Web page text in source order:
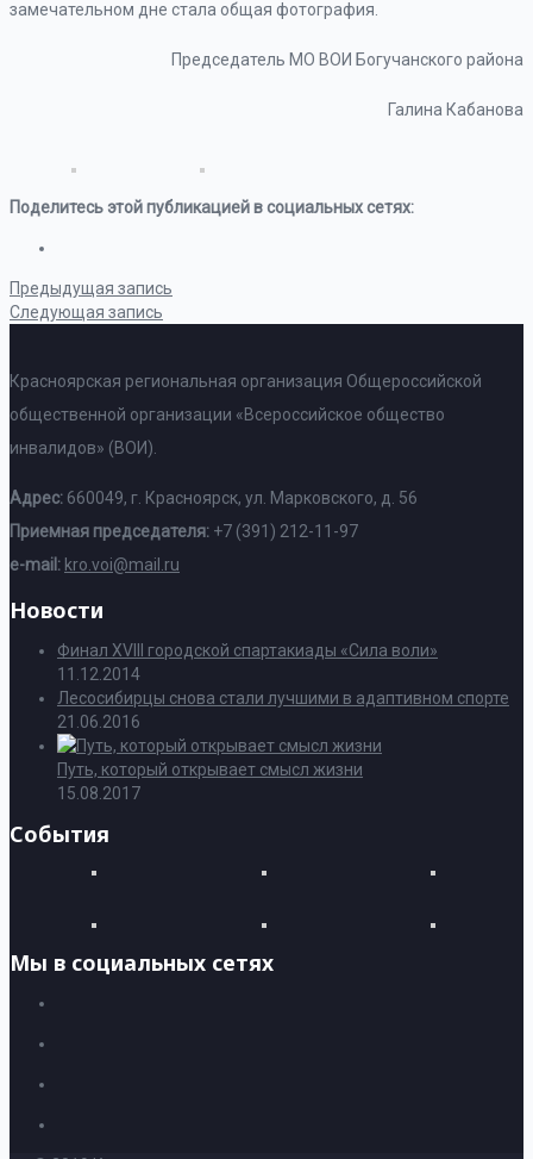
замечательном дне стала общая фотография.
Председатель МО ВОИ Богучанского района
Галина Кабанова
Поделитесь этой публикацией в социальных сетях:
Предыдущая запись
Следующая запись
Красноярская региональная организация Общероссийской
общественной организации «Всероссийское общество
инвалидов» (ВОИ).
Адрес: 660049, г. Красноярск, ул. Марковского, д. 56
Приемная председателя: +7 (391) 212-11-97
e-mail: kro.voi@mail.ru
Новости
Финал XVIII городской спартакиады «Сила воли»
11.12.2014
Лесосибирцы снова стали лучшими в адаптивном спорте
21.06.2016
Путь, который открывает смысл жизни
15.08.2017
События
Мы в социальных сетях